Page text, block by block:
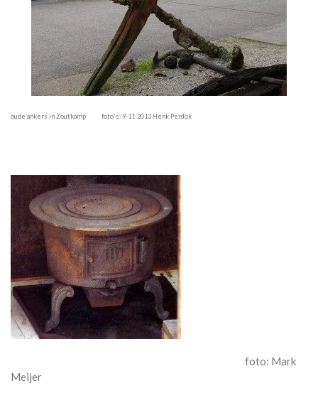
oude ankers in Zoutkamp foto's: 9-11-2013 Henk Perdok
foto: Mark
Meijer